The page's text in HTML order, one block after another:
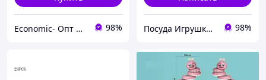
Economic- Опт и Розница 98% Посуда Игрушки Канцелярия Творчество Для Всей Семьи 98%